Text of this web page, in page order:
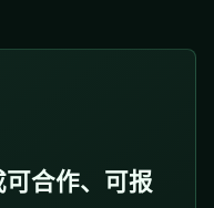
合作、可报